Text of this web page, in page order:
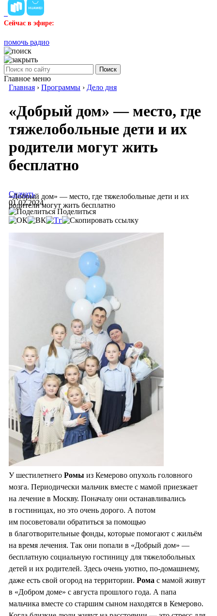
Сейчас в эфире:
помочь радио
Поиск
Главное меню
Главная › Программы › Дело дня
«Добрый дом» — место, где
тяжелобольные дети и их
родители могут жить
бесплатно
«Добрый дом» — место, где тяжелобольные дети и их
родители могут жить бесплатно
Скачать
01.02.2024
Поделиться
У шестилетнего Ромы из Кемерово опухоль головного
мозга. Периодически мальчик вместе с мамой приезжает
на лечение в Москву. Поначалу они останавливались
в гостиницах, но это очень дорого. А потом
им посоветовали обратиться за помощью
в благотворительные фонды, которые помогают с жильём
на время лечения. Так они попали в «Добрый дом» —
бесплатную социальную гостиницу для тяжелобольных
детей и их родителей. Здесь очень уютно, по-домашнему,
даже есть свой огород на территории. Рома с мамой живут
в «Добром доме» с августа прошлого года. А папа
мальчика вместе со старшим сыном находятся в Кемерово.